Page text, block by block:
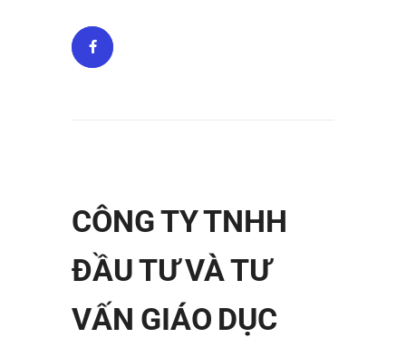
CÔNG TY TNHH
ĐẦU TƯ VÀ TƯ
VẤN GIÁO DỤC